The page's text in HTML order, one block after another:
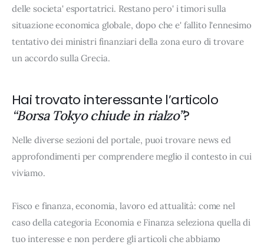
delle societa' esportatrici. Restano pero' i timori sulla
situazione economica globale, dopo che e' fallito l'ennesimo
tentativo dei ministri finanziari della zona euro di trovare
un accordo sulla Grecia.
Hai trovato interessante l’articolo
“Borsa Tokyo chiude in rialzo”?
Nelle diverse sezioni del portale, puoi trovare news ed
approfondimenti per comprendere meglio il contesto in cui
viviamo.
Fisco e finanza, economia, lavoro ed attualità: come nel
caso della categoria Economia e Finanza seleziona quella di
tuo interesse e non perdere gli articoli che abbiamo